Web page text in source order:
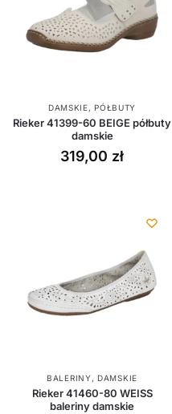
DAMSKIE, PÓŁBUTY
Rieker 41399-60 BEIGE półbuty
damskie
319,00 zł
BALERINY , DAMSKIE
Rieker 41460-80 WEISS
baleriny damskie